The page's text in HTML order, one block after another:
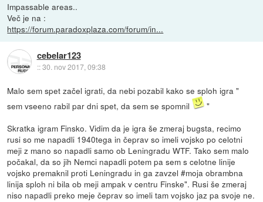
Impassable areas..
Več je na :
https://forum.paradoxplaza.com/forum/in...
cebelar123
::30. nov 2017, 09:38
Malo sem spet začel igrati, da nebi pozabil kako se sploh igra "
sem vseeno rabil par dni spet, da sem se spomnil
"
Skratka igram Finsko. Vidim da je igra še zmeraj bugsta, recimo
rusi so me napadli 1940tega in čeprav so imeli vojsko po celotni
meji z mano so napadli samo ob Leningradu WTF. Tako sem malo
počakal, da so jih Nemci napadli potem pa sem s celotne linije
vojsko premaknil proti Leningradu in ga zavzel #moja obrambna
linija sploh ni bila ob meji ampak v centru Finske". Rusi še zmeraj
niso napadli preko meje čeprav so imeli tam vojsko jaz pa svoje ne.